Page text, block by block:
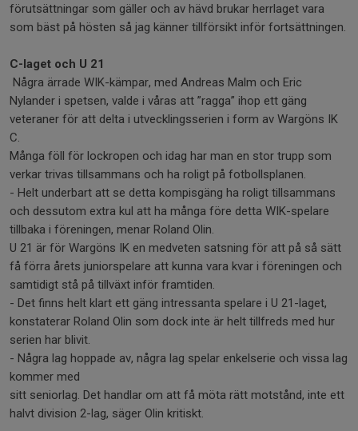
förutsättningar som gäller och av hävd brukar herrlaget vara
som bäst på hösten så jag känner tillförsikt inför fortsättningen.
C-laget och U 21
Några ärrade WIK-kämpar, med Andreas Malm och Eric
Nylander i spetsen, valde i våras att ”ragga” ihop ett gäng
veteraner för att delta i utvecklingsserien i form av Wargöns IK
C.
Många föll för lockropen och idag har man en stor trupp som
verkar trivas tillsammans och ha roligt på fotbollsplanen.
- Helt underbart att se detta kompisgäng ha roligt tillsammans
och dessutom extra kul att ha många före detta WIK-spelare
tillbaka i föreningen, menar Roland Olin.
U 21 är för Wargöns IK en medveten satsning för att på så sätt
få förra årets juniorspelare att kunna vara kvar i föreningen och
samtidigt stå på tillväxt inför framtiden.
- Det finns helt klart ett gäng intressanta spelare i U 21-laget,
konstaterar Roland Olin som dock inte är helt tillfreds med hur
serien har blivit.
- Några lag hoppade av, några lag spelar enkelserie och vissa lag
kommer med
sitt seniorlag. Det handlar om att få möta rätt motstånd, inte ett
halvt division 2-lag, säger Olin kritiskt.